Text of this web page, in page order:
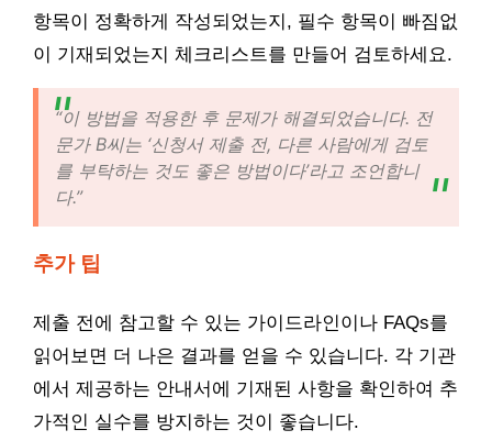
항목이 정확하게 작성되었는지, 필수 항목이 빠짐없
이 기재되었는지 체크리스트를 만들어 검토하세요.
“이 방법을 적용한 후 문제가 해결되었습니다. 전
문가 B씨는 ‘신청서 제출 전, 다른 사람에게 검토
를 부탁하는 것도 좋은 방법이다’라고 조언합니
다.”
추가 팁
제출 전에 참고할 수 있는 가이드라인이나 FAQs를
읽어보면 더 나은 결과를 얻을 수 있습니다. 각 기관
에서 제공하는 안내서에 기재된 사항을 확인하여 추
가적인 실수를 방지하는 것이 좋습니다.